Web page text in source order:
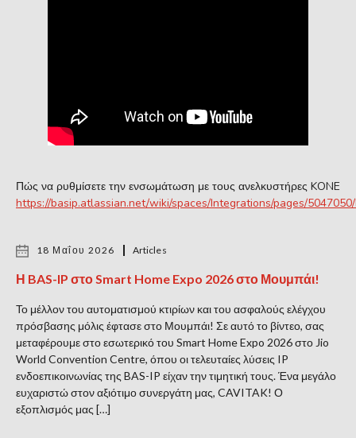
Πώς να ρυθμίσετε την ενσωμάτωση με τους ανελκυστήρες KONE
https://basip.atlassian.net/wiki/spaces/Integrations/pages/
18 Μαΐου 2026 Articles
Η BAS-IP στο Smart Home Expo 2026 στο Μουμπάι!
Το μέλλον του αυτοματισμού κτιρίων και του ασφαλούς ελέγχου
πρόσβασης μόλις έφτασε στο Μουμπάι! Σε αυτό το βίντεο, σας
μεταφέρουμε στο εσωτερικό του Smart Home Expo 2026 στο Jio
World Convention Centre, όπου οι τελευταίες λύσεις IP
ενδοεπικοινωνίας της BAS-IP είχαν την τιμητική τους. Ένα μεγάλο
ευχαριστώ στον αξιότιμο συνεργάτη μας, CAVITAK! Ο
εξοπλισμός μας […]